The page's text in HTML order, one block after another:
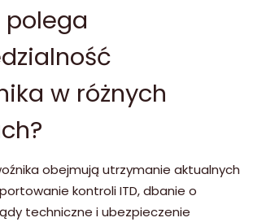
polega
w różnych
obejmują utrzymanie aktualnych
kontroli ITD, dbanie o
techniczne i ubezpieczenie